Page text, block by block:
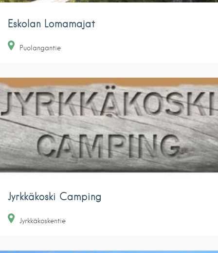
Eskolan Lomamajat
Puolangantie
Jyrkkäkoski Camping
Jyrkkäkoskentie